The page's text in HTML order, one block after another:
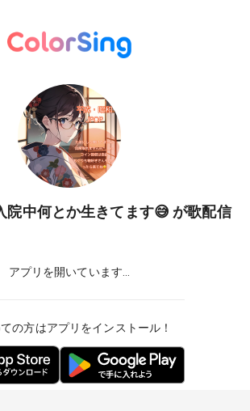
院中何とか生きてます😅 が歌配信
アプリを開いています...
の方はアプリをインストール！